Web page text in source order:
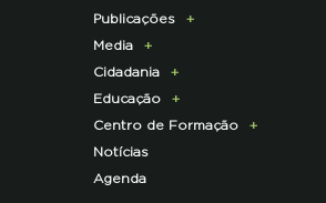
Pagamento Quotas
Parcerias Exclusivas aos
Associados
Parcerias de Apoio à LPN
Institucional
Membros da Direção
Nacional
Corpo Técnico
Infraestruturas
Contactos e Localização
Representações
Programa Lince
Programa Castro Verde
Sustentável
Programa Florestas
Projetos cofinanciados
pela UE
Outros Projetos
Publicações
E-News
Centro de Documentação
Media
Comunicado de imprensa
Clipping
Press Kit
Cidadania
Campanhas
ECOs-Locais
Dicas úteis
Iniciativas
Educação
Área dos Professores
Recursos Pedagógicos
Literacia para a Floresta
Centro de Formação
Formação Certificada
Formação Contínua para
Notícias
Agenda